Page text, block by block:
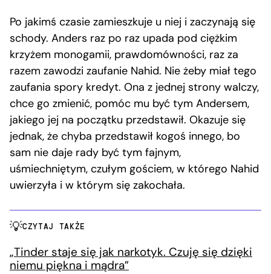
Po jakimś czasie zamieszkuje u niej i zaczynają się
schody. Anders raz po raz upada pod ciężkim
krzyżem monogamii, prawdomówności, raz za
razem zawodzi zaufanie Nahid. Nie żeby miał tego
zaufania spory kredyt. Ona z jednej strony walczy,
chce go zmienić, pomóc mu być tym Andersem,
jakiego jej na początku przedstawił. Okazuje się
jednak, że chyba przedstawił kogoś innego, bo
sam nie daje rady być tym fajnym,
uśmiechniętym, czułym gościem, w którego Nahid
uwierzyła i w którym się zakochała.
CZYTAJ TAKŻE
„Tinder staje się jak narkotyk. Czuję się dzięki
niemu piękna i mądra”